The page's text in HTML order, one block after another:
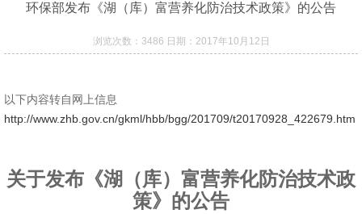
环保部发布《湖（库）富营养化防治技术政策》的公告
浏览次数：3486 日期：2017年10月12日
以下内容转自网上信息
http://www.zhb.gov.cn/gkml/hbb/bgg/201709/t20170928_422679.htm
关于发布《湖（库）富营养化防治技术政
策》的公告